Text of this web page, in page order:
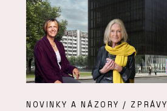
NOVINKY A NÁZORY / ZPRÁVY